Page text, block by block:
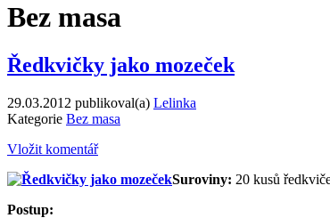
Bez masa
Ředkvičky jako mozeček
29.03.2012 publikoval(a) Lelinka
Kategorie Bez masa
Vložit komentář
Suroviny: 20 kusů
Postup: